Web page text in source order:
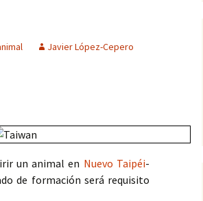
(2, fase cualitativa)
hacia las IAA
Javier López-Cepero
un animal en Nuevo Taipéi-
de formación será requisito